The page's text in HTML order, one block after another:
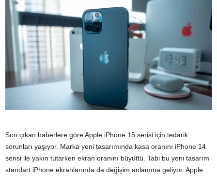
Son çıkan haberlere göre Apple iPhone 15 serisi için tedarik
sorunları yaşıyor. Marka yeni tasarımında kasa oranını iPhone 14
serisi ile yakın tutarken ekran oranını büyüttü. Tabi bu yeni tasarım
standart iPhone ekranlarında da değişim anlamına geliyor. Apple